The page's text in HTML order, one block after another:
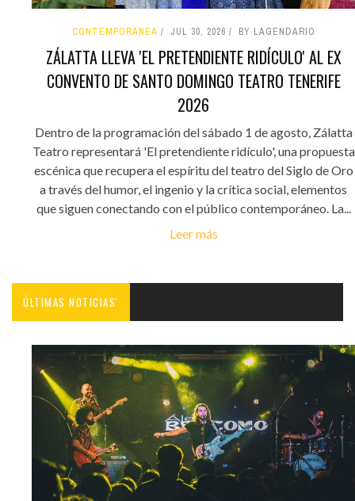
CONTEMPORÁNEA JUL 30, 2026 BY LAGENDARIO
ZÁLATTA LLEVA 'EL PRETENDIENTE RIDÍCULO' AL EX
CONVENTO DE SANTO DOMINGO TEATRO TENERIFE
2026
Dentro de la programación del sábado 1 de agosto, Zálatta
Teatro representará 'El pretendiente ridículo', una propuesta
escénica que recupera el espíritu del teatro del Siglo de Oro
a través del humor, el ingenio y la crítica social, elementos
que siguen conectando con el público contemporáneo. La...
Leer más
ÚLTIMAS NOTICIAS'